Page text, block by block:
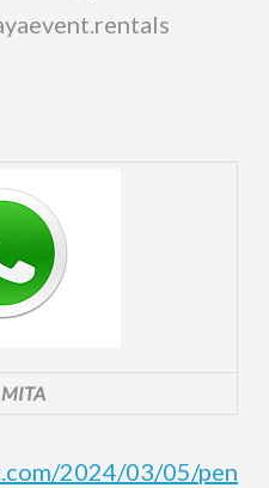
2024/03/05/